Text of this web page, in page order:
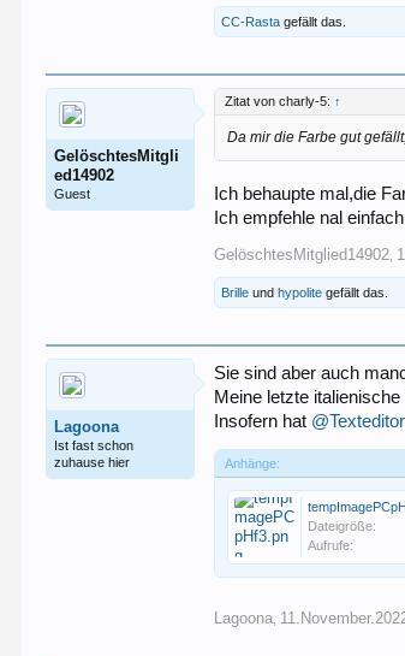
CC-Rasta gefällt das.
GelöschtesMitgli
ed14902
Guest
Zitat von charly-5: ↑
Da mir die Farbe gut gefällt,
Ich behaupte mal,die
Ich empfehle nal
GelöschtesMitglied14902
Brille undhypolite gefällt das.
Lagoona
Ist fast schon
zuhause hier
Sie sind aber auch
Meine letzte
Insofern hat @Texteditor
Anhänge:
Dateigröße:
Aufrufe:
Lagoona